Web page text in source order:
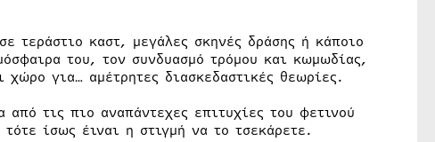
τεράστιο καστ, μεγάλες σκηνές δράσης ή κάποιο
του, τον συνδυασμό τρόμου και κωμωδίας,
για… αμέτρητες διασκεδαστικές θεωρίες.
τις πιο αναπάντεχες επιτυχίες του φετινού
ίσως έιναι η στιγμή να το τσεκάρετε.